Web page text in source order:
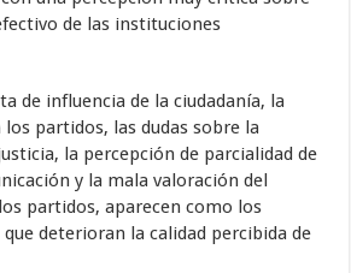
de las instituciones
de influencia de la ciudadanía, la
los partidos, las dudas sobre la
la percepción de parcialidad de
y la mala valoración del
partidos, aparecen como los
deterioran la calidad percibida de